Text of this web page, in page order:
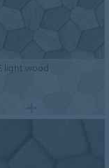
light wood